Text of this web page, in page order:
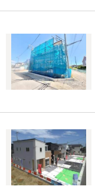
イ
ー
ジ
に
存
る